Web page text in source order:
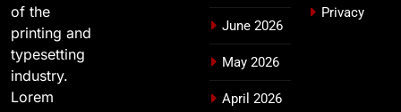
of the
printing and
typesetting
industry.
Lorem
June 2026
May 2026
April 2026
Privacy